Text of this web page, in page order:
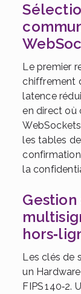
Le premier
chiffrement
latence
en direct où
les tables
la
Gestion
Les clés de
un
FIPS